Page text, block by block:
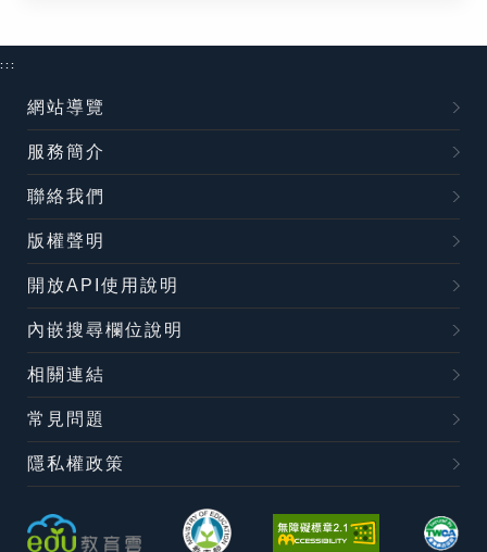
:::
網站導覽
服務簡介
聯絡我們
版權聲明
開放API使用說明
內嵌搜尋欄位說明
相關連結
常見問題
隱私權政策